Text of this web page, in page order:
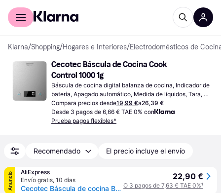
Comprar con Klarna
Klarna/Shopping/Hogares e Interiores/Electrodomésticos de
Cecotec Báscula de Cocina Cook
Control 1000 1g
Báscula de cocina digital balanza de cocina, Indicador de
batería, Apagado automático, Medida de líquidos, Tara,
Peso (máximo) 5kg, Otras unidades de medida: Libra (lb),
Mililitro (ml), Onza (oz), Gramo (g)
Compara precios desde19,99 €a26,39 €
Desde 3 pagos de 6,66 € TAE 0% con
Prueba pagos flexibles*
Recomendado El precio incluye el envío
Anuncio
AliExpress
Envío gratis, 10 días
Cecotec Báscula de cocina BÁSCULA DE COCINA COOKCONTROL 10000 CONNECTED - Av2228
22,90 €
O 3 pagos de 7,63 € TAE 0%¹